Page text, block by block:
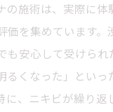
の施術は、実際に体
価を集めています。
も安心して受けられ
るくなった」といっ
に、ニキビが繰り返